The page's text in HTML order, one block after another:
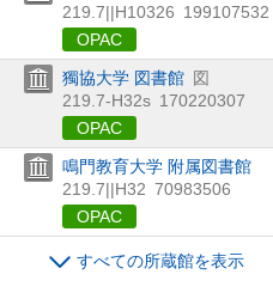
219.7||H10326 199107532
OPAC
獨協大学 図書館 図
219.7-H32s 170220307
OPAC
鳴門教育大学 附属図書館
219.7||H32 70983506
OPAC
すべての所蔵館を表示